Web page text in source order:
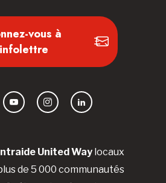
United Waylocaux
de 5 000 communautés
vous à
YouTubeInstagramLinkedIn